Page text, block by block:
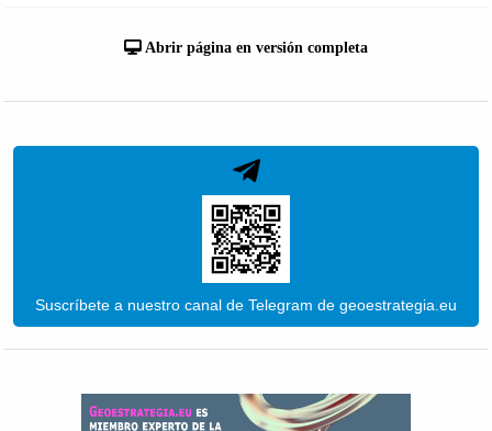
Abrir página en versión completa
Suscríbete a nuestro canal de Telegram de geoestrategia.eu